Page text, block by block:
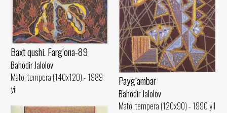
Baxt qushi. Farg‘ona-89
Bahodir Jalolov
Mato, tempera (140x120) - 1989
yil
Payg‘ambar
Bahodir Jalolov
Mato, tempera (120x90) - 1990 yil